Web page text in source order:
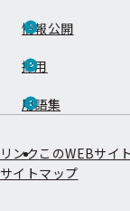
情報公開
採用
用語集
リンク このWEBサイ
サイトマップ